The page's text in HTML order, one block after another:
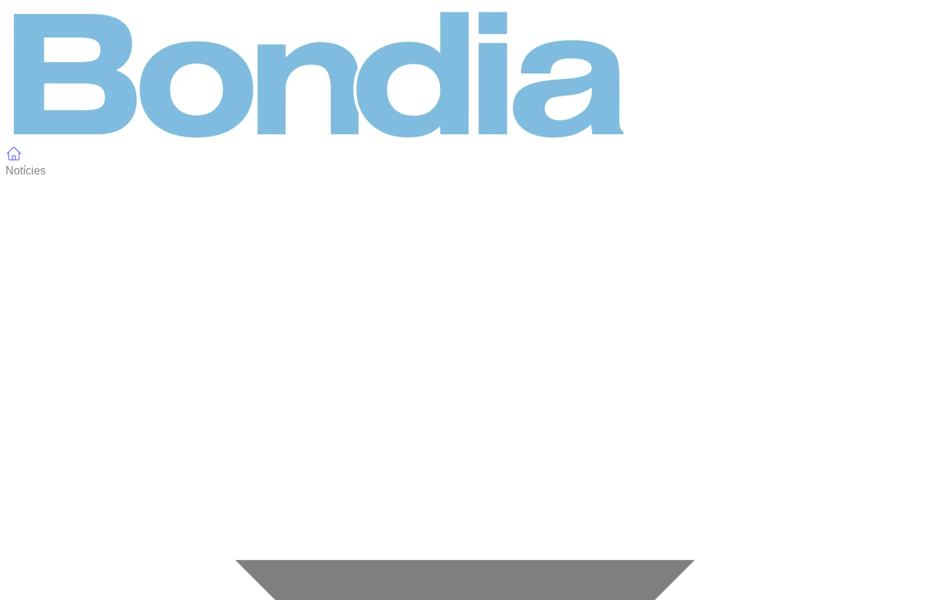
Notícies